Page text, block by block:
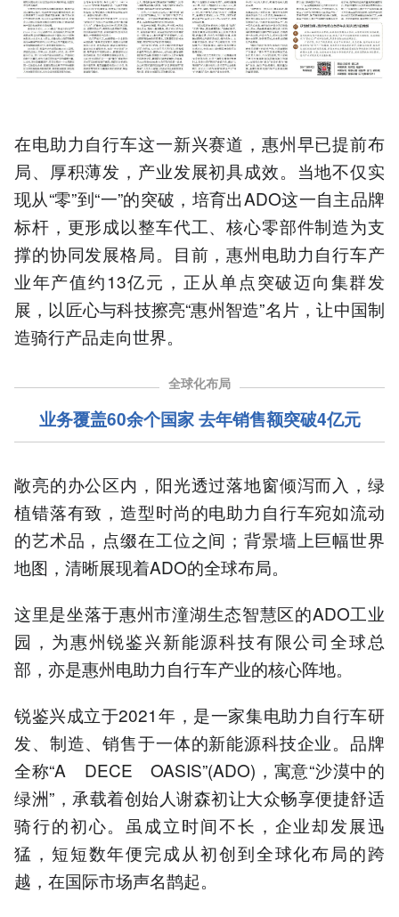
在电助力自行车这一新兴赛道，惠州早已提前布
局、厚积薄发，产业发展初具成效。当地不仅实
现从“零”到“一”的突破，培育出ADO这一自主品牌
标杆，更形成以整车代工、核心零部件制造为支
撑的协同发展格局。目前，惠州电助力自行车产
业年产值约13亿元，正从单点突破迈向集群发
展，以匠心与科技擦亮“惠州智造”名片，让中国制
造骑行产品走向世界。
全球化布局
业务覆盖60余个国家 去年销售额突破4亿元
敞亮的办公区内，阳光透过落地窗倾泻而入，绿
植错落有致，造型时尚的电助力自行车宛如流动
的艺术品，点缀在工位之间；背景墙上巨幅世界
地图，清晰展现着ADO的全球布局。
这里是坐落于惠州市潼湖生态智慧区的ADO工业
园，为惠州锐鉴兴新能源科技有限公司全球总
部，亦是惠州电助力自行车产业的核心阵地。
锐鉴兴成立于2021年，是一家集电助力自行车研
发、制造、销售于一体的新能源科技企业。品牌
全称“A DECE OASIS”(ADO)，寓意“沙漠中的
绿洲”，承载着创始人谢森初让大众畅享便捷舒适
骑行的初心。虽成立时间不长，企业却发展迅
猛，短短数年便完成从初创到全球化布局的跨
越，在国际市场声名鹊起。